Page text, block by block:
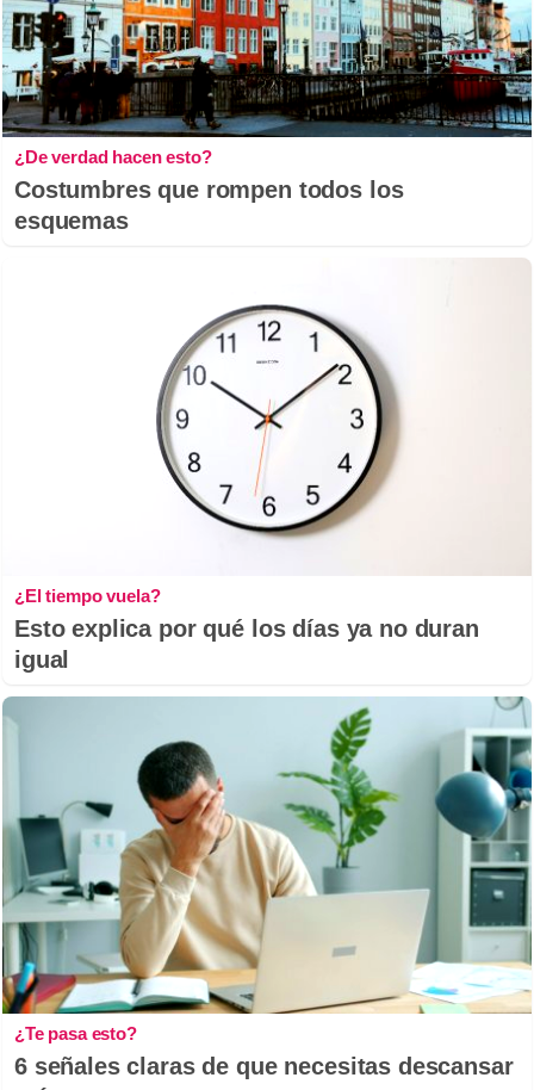
¿De verdad hacen esto?
Costumbres que rompen todos los
esquemas
¿El tiempo vuela?
Esto explica por qué los días ya no duran
igual
¿Te pasa esto?
6 señales claras de que necesitas descansar